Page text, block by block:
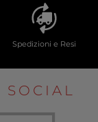
Spedizioni e Resi
SOCIAL